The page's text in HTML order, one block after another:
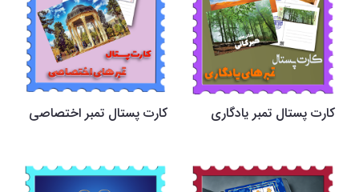
کارت پستال تمبر یادگاری کارت پستال تمبر اختصاصی